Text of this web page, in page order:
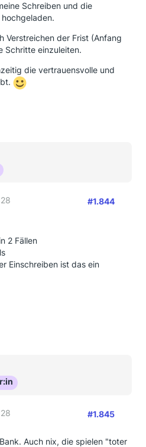
Schreiben und die
Verstreichen der Frist (Anfang
Schritte einzuleiten.
die vertrauensvolle und
#1.844
2 Fällen
Einschreiben ist das ein
#1.845
Auch nix, die spielen "toter